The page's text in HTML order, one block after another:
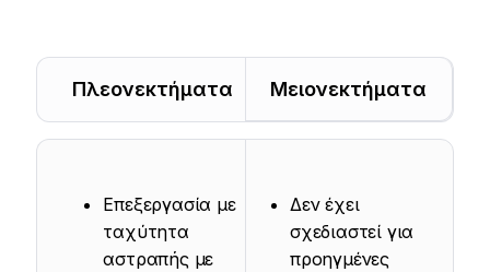
Πλεονεκτήματα Μειονεκτήματα
Επεξεργασία με
ταχύτητα
αστραπής με
Δεν έχει
σχεδιαστεί για
προηγμένες